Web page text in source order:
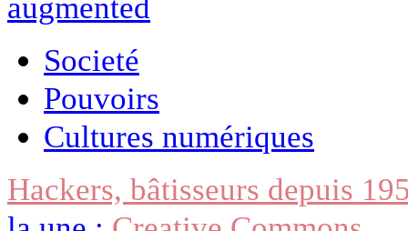
Societé
Pouvoirs
Cultures numériques
Hackers, bâtisseurs depuis